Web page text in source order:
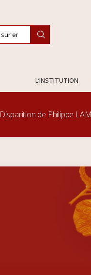
L’INSTITUTION
Disparition de Philippe